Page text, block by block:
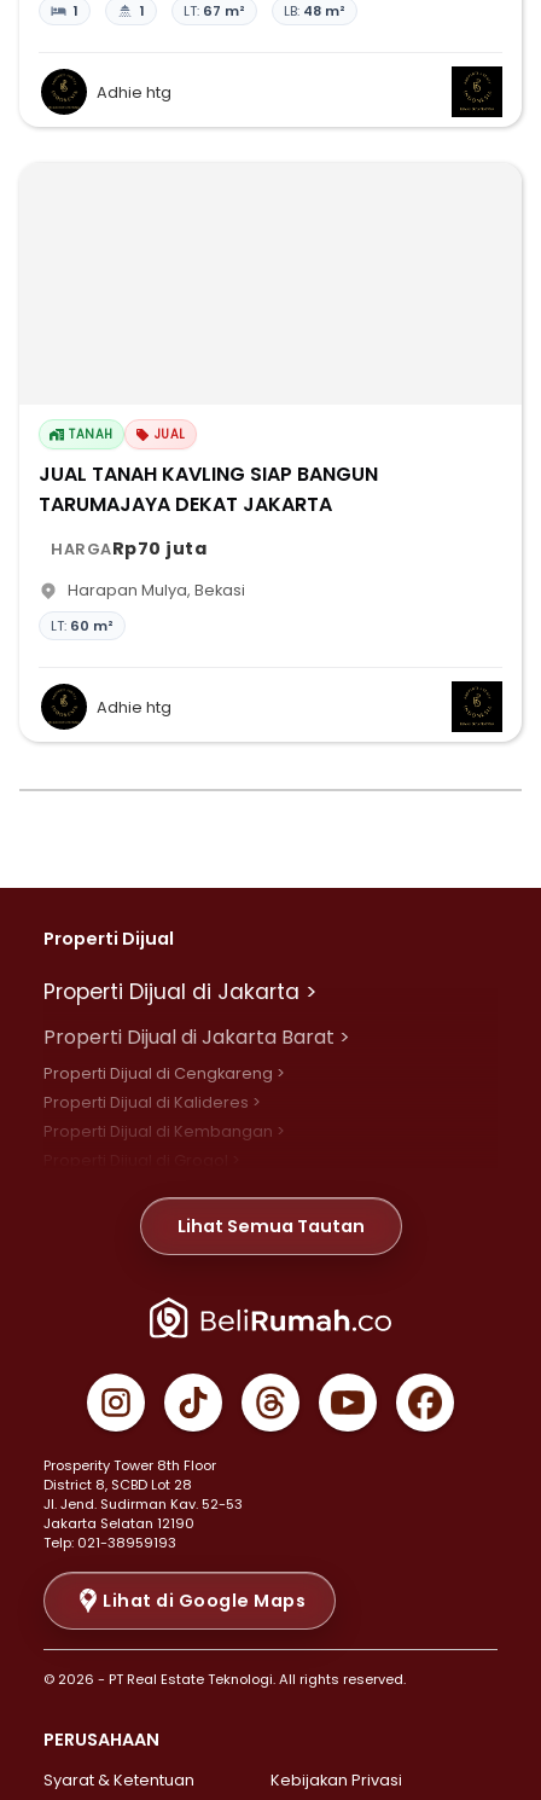
1 1 LT: 67 m² LB: 48 m²
Adhie htg
TANAH JUAL
JUAL TANAH KAVLING SIAP BANGUN
TARUMAJAYA DEKAT JAKARTA
HARGARp70 juta
Harapan Mulya, Bekasi
LT: 60 m²
Adhie htg
Properti Dijual
Properti Dijual di Jakarta >
Properti Dijual di Jakarta Barat >
Properti Dijual di Cengkareng >
Properti Dijual di Kalideres >
Properti Dijual di Kembangan >
Properti Dijual di Meruya >
Properti Dijual di Jelambar >
Properti Dijual di Jakarta Pusat >
Properti Dijual di Gambir >
Properti Dijual di Johar Baru >
Properti Dijual di Menteng >
Properti Dijual di Senen >
Properti Dijual di Tanah Abang >
Properti Dijual di Cikini >
Properti Dijual di Kramat >
Properti Dijual di Pasar Baru >
Properti Dijual di Bendungan Hilir >
Properti Dijual di Jakarta Selatan >
Properti Dijual di Lebak Bulus >
Properti Dijual di Gandaria Selatan >
Lihat Semua Tautan
Prosperity Tower 8th Floor
District 8, SCBD Lot 28
JI. Jend. Sudirman Kav. 52-53
Jakarta Selatan 12190
Telp: 021-38959193
Lihat di Google Maps
© 2026 - PT Real Estate Teknologi. All rights reserved.
PERUSAHAAN
Syarat & Ketentuan
Kebijakan Privasi